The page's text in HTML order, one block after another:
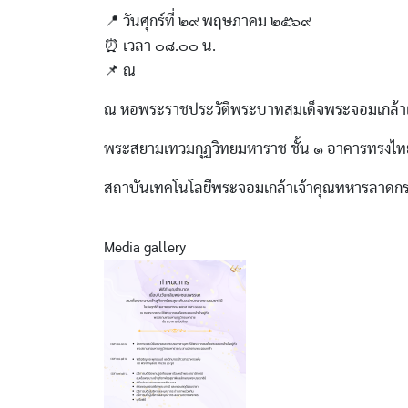
📍 วันศุกร์ที่ ๒๙ พฤษภาคม ๒๕๖๙
⏰ เวลา ๐๘.๐๐ น.
📌 ณ
ณ หอพระราชประวัติพระบาทสมเด็จพระจอมเกล้า
พระสยามเทวมกุฏวิทยมหาราช ชั้น ๑ อาคารทรงไ
สถาบันเทคโนโลยีพระจอมเกล้าเจ้าคุณทหารลาดก
Media gallery